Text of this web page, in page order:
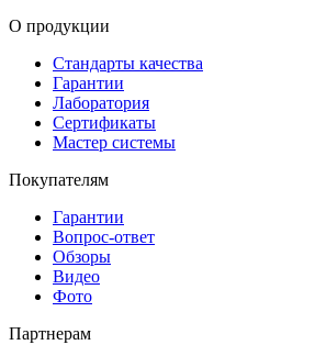
О продукции
Стандарты качества
Гарантии
Лаборатория
Сертификаты
Мастер системы
Покупателям
Гарантии
Вопрос-ответ
Обзоры
Видео
Фото
Партнерам